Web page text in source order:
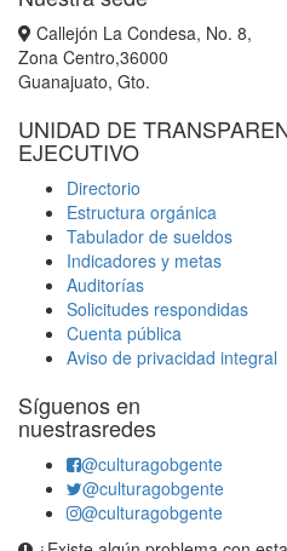
Callejón La Condesa, No. 8,
Zona Centro,36000
Guanajuato, Gto.
UNIDAD DE
EJECUTIVO
Directorio
Estructura orgánica
Tabulador de sueldos
Indicadores y metas
Auditorías
Solicitudes respondidas
Cuenta pública
Aviso de privacidad integral
Síguenos en
nuestrasredes
@culturagobgente
@culturagobgente
@culturagobgente